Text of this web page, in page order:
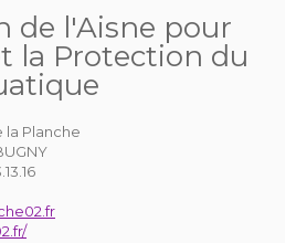
de l'Aisne pour
la Protection du
la Planche